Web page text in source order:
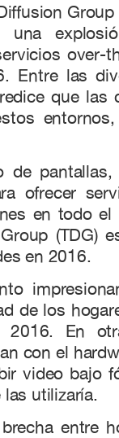
Group
una
over-
Entre las
que las
pantallas,
ofrecer
en todo
(TDG)
en 2016.
de los
2016. En
con el
video bajo
utilizaría.
entre